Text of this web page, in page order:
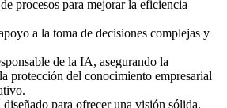
procesos para mejorar la eficiencia
a la toma de decisiones complejas y
de la IA, asegurando la
protección del conocimiento empresarial
para ofrecer una visión sólida,